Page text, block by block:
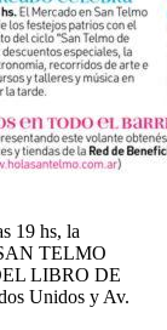
19 hs, la
TELMO
LIBRO DE
Unidos y Av.